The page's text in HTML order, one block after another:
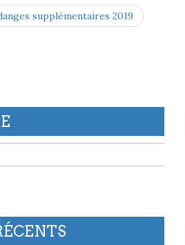
supplémentaires 2019